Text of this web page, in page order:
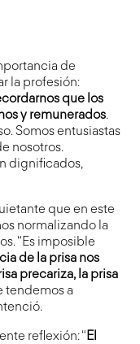
de
la profesión:
que los
y remunerados.
Somos entusiastas
nosotros.
dignificados,
que en este
normalizando la
“Es imposible
de la prisa nos
precariza, la prisa
tendemos a
reflexión: “ El